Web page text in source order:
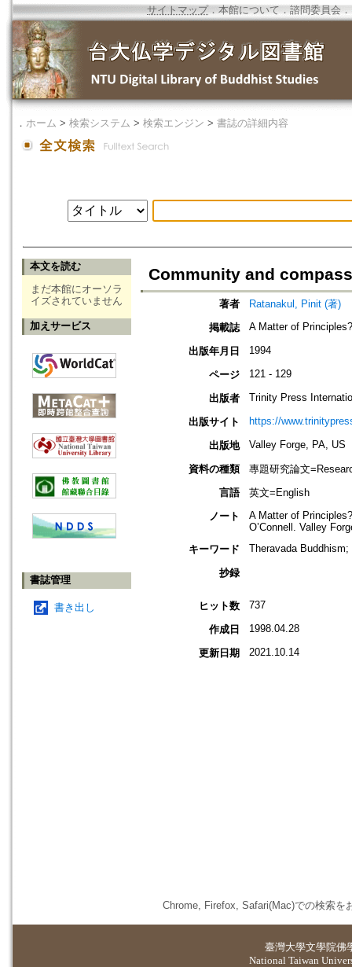
サイトマップ．本館について ． 諮問委員会 ．
． ホーム > 検索システム > 検索エンジン > 書誌の詳細内容
本文を読む
まだ本館にオーソラ
イズされていません
加えサービス
書誌管理
書き出し
Community and
著者
Ratanakul, Pinit (著)
掲載誌
A Matter of
出版年月日 1994
ページ 121 - 129
出版者 Trinity Press
出版サイト https://
出版地 Valley Forge, PA, US
資料の種類
專題研究論文
言語
英文=English
ノート
A Matter of
O’Connell. Valley
キーワード
Theravada
抄録
ヒット数 737
作成日 1998.04.28
更新日期 2021.10.14
Chrome, Firefox, Safari(Mac)での検索を
臺灣大學文學院佛
National Taiwan